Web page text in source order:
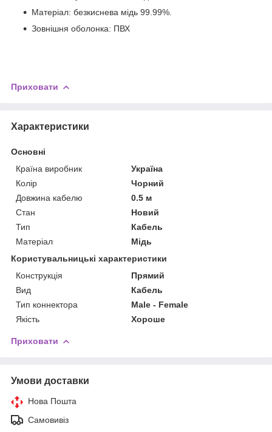
Матеріал: безкиснева мідь 99.99%.
Зовнішня оболонка: ПВХ
Приховати
Характеристики
Основні
Країна виробник
Україна
Колір
Чорний
Довжина кабелю
0.5 м
Стан
Новий
Тип
Кабель
Матеріал
Мідь
Користувальницькі характеристики
Конструкція
Прямий
Вид
Кабель
Тип коннектора
Male - Female
Якість
Хороше
Приховати
Умови доставки
Нова Пошта
Самовивіз